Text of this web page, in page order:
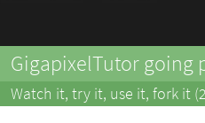
GigapixelTutor going
Watch it, try it, use it, fork it